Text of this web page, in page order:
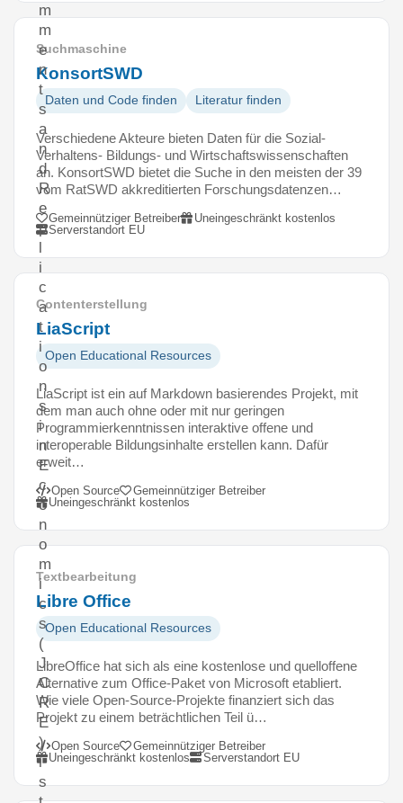
m
m
e
n
t
s
a
n
d
R
e
p
l
i
c
a
t
i
o
n
s
i
n
E
c
o
n
o
m
i
c
s
(
J
C
R
E
)
i
s
Suchmaschine
KonsortSWD
Daten und Code finden Literatur finden
Verschiedene Akteure bieten Daten für die Sozial-
Verhaltens- Bildungs- und Wirtschaftswissenschaften
an. KonsortSWD bietet die Suche in den meisten der 39
vom RatSWD akkreditierten Forschungsdatenzen…
Gemeinnütziger Betreiber
Uneingeschränkt kostenlos
Serverstandort EU
Contenterstellung
LiaScript
Open Educational Resources
LiaScript ist ein auf Markdown basierendes Projekt, mit
dem man auch ohne oder mit nur geringen
Programmierkenntnissen interaktive offene und
interoperable Bildungsinhalte erstellen kann. Dafür
erweit…
Open Source
Gemeinnütziger Betreiber
Uneingeschränkt kostenlos
Textbearbeitung
Libre Office
Open Educational Resources
LibreOffice hat sich als eine kostenlose und quelloffene
Alternative zum Office-Paket von Microsoft etabliert.
Wie viele Open-Source-Projekte finanziert sich das
Projekt zu einem beträchtlichen Teil ü…
Open Source
Gemeinnütziger Betreiber
Uneingeschränkt kostenlos
Serverstandort EU